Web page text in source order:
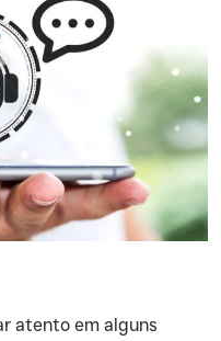
atento em alguns